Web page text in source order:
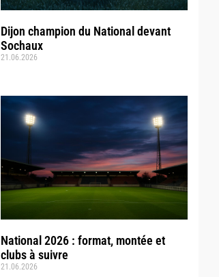
Dijon champion du National devant
Sochaux
21.06.2026
National 2026 : format, montée et
clubs à suivre
21.06.2026